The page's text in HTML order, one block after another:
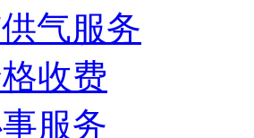
气服务
收费
服务